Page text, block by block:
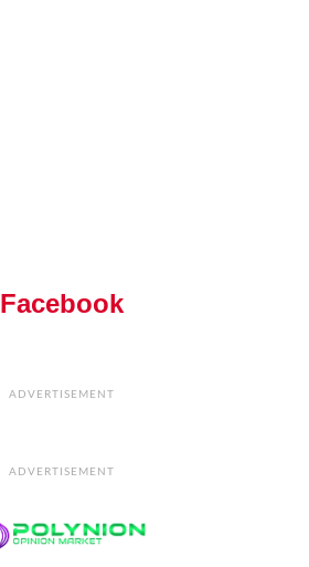
Facebook
ADVERTISEMENT
ADVERTISEMENT